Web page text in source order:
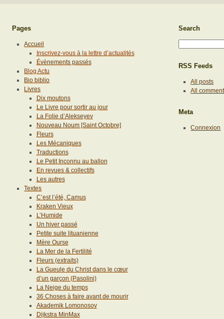
Pages
Accueil
Inscrivez-vous à la lettre d’actualités
Évènements passés
Blog Actu
Bio biblio
Livres
Dix moutons
Le Livre pour sortir au jour
La Folie d’Alekseyev
Nouveau Noum [Saint Octobre]
Fleurs
Les Mécaniques
Traductions
Le Petit Inconnu au ballon
En revues & collectifs
Les autres
Textes
C’est l’été, Camus
Kraken Vieux
L’Humide
Un hiver passé
Petite suite lituanienne
Mère Ourse
La Mer de la Fertilité
Fleurs (extraits)
La Gueule du Christ dans le cœur
d’un garçon (Pasolini)
La Neige du temps
36 Choses à faire avant de mourir
Akademik Lomonosov
Dijkstra MinMax
Search
RSS Feeds
All posts
All
Meta
Connexion